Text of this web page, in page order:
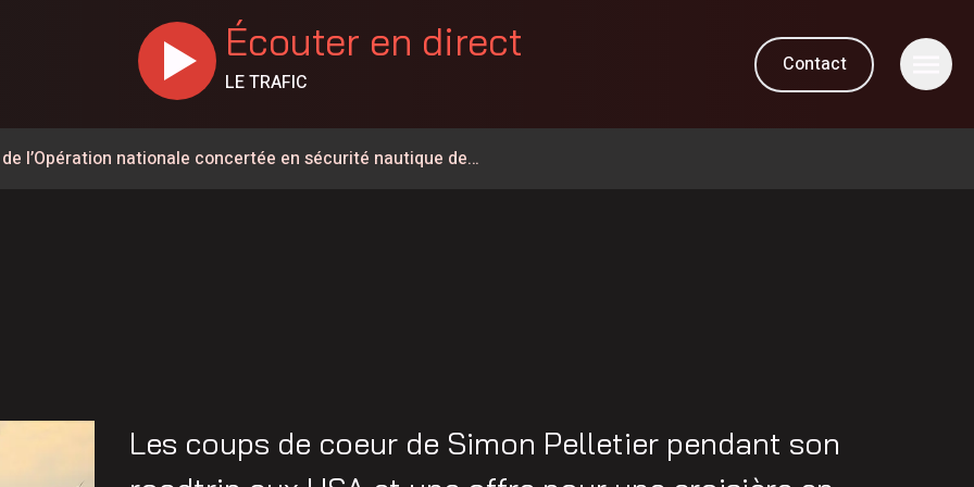
Écouter en direct
LE TRAFIC
Contact
l’Opération nationale concertée en sécurité nautique de
Frampton a désormais un nom
Lambert-de-Lauzon
États-Unis a reculé de près de 2G$ depuis 2024
déclassé
Les coups de coeur de Simon Pelletier pendant son